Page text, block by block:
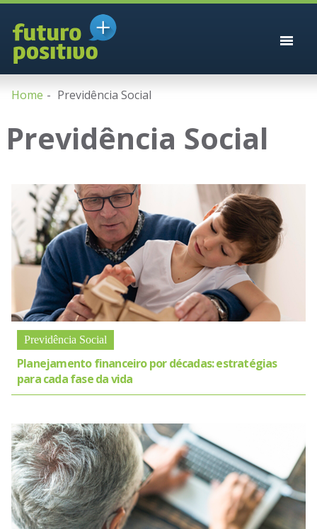
Home Previdência Social
Previdência Social
Previdência Social
Planejamento financeiro por décadas: estratégias
para cada fase da vida